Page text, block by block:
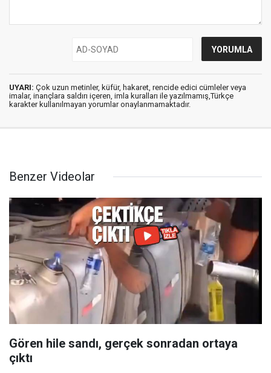
UYARI: Çok uzun metinler, küfür, hakaret, rencide edici cümleler veya
imalar, inançlara saldırı içeren, imla kuralları ile yazılmamış,Türkçe
karakter kullanılmayan yorumlar onaylanmamaktadır.
Benzer Videolar
Gören hile sandı, gerçek sonradan ortaya
çıktı